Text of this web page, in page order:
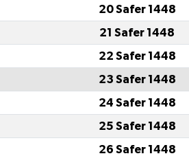
20 Safer 1448
21 Safer 1448
22 Safer 1448
23 Safer 1448
24 Safer 1448
25 Safer 1448
26 Safer 1448